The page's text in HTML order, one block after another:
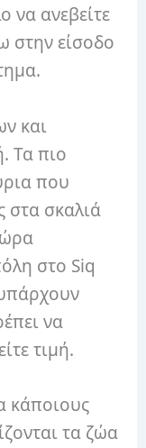
να ανεβείτε
στην είσοδο
και
Τα πιο
που
στα σκαλιά
στο Siq
να
τιμή.
κάποιους
τα ζώα